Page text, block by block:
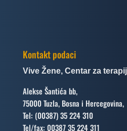
Kontakt podaci
Vive Žene, Centar za
Alekse Šantića bb,
75000 Tuzla, Bosna i Hercegovina,
Tel: (00387) 35 224 310
Tel/fax: 00387 35 224 311